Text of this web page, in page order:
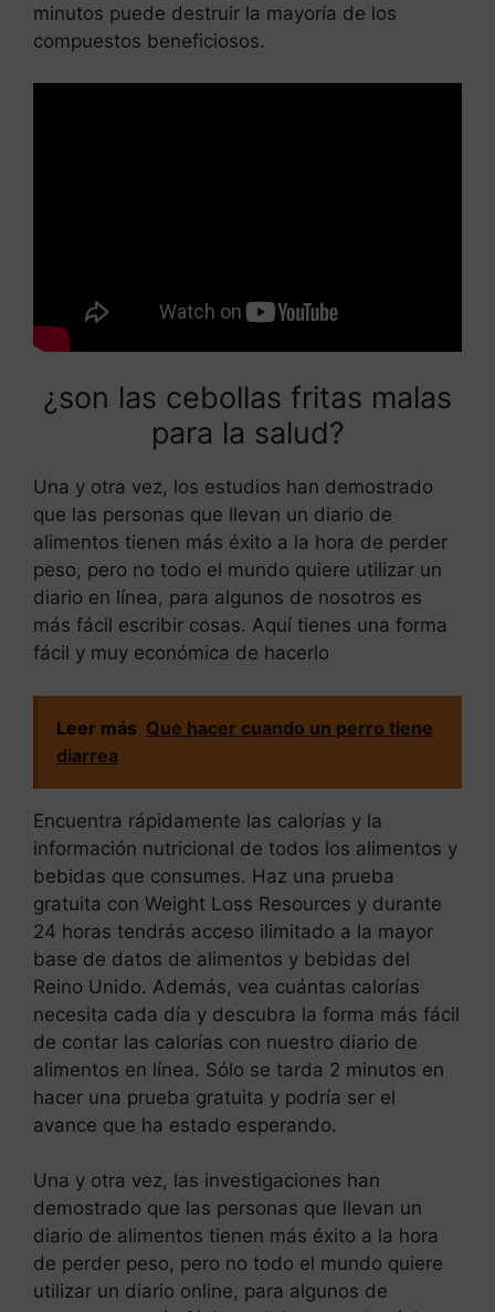
minutos puede destruir la mayoría de los
compuestos beneficiosos.
¿son las cebollas fritas malas
para la salud?
Una y otra vez, los estudios han demostrado
que las personas que llevan un diario de
alimentos tienen más éxito a la hora de perder
peso, pero no todo el mundo quiere utilizar un
diario en línea, para algunos de nosotros es
más fácil escribir cosas. Aquí tienes una forma
fácil y muy económica de hacerlo
Leer más Que hacer cuando un perro tiene
diarrea
Encuentra rápidamente las calorías y la
información nutricional de todos los alimentos y
bebidas que consumes. Haz una prueba
gratuita con Weight Loss Resources y durante
24 horas tendrás acceso ilimitado a la mayor
base de datos de alimentos y bebidas del
Reino Unido. Además, vea cuántas calorías
necesita cada día y descubra la forma más fácil
de contar las calorías con nuestro diario de
alimentos en línea. Sólo se tarda 2 minutos en
hacer una prueba gratuita y podría ser el
avance que ha estado esperando.
Una y otra vez, las investigaciones han
demostrado que las personas que llevan un
diario de alimentos tienen más éxito a la hora
de perder peso, pero no todo el mundo quiere
utilizar un diario online, para algunos de